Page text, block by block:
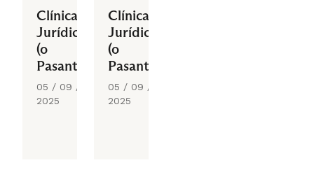
Clínicas
Jurídicas
(o
Pasantía
Supervisada)
05 / 09 /
2025
Clínicas
Jurídicas
(o
Pasantía
Supervisada)
05 / 09 /
2025